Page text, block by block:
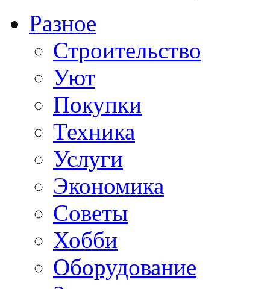
Разное
Строительство
Уют
Покупки
Техника
Услуги
Экономика
Советы
Хобби
Oборудование